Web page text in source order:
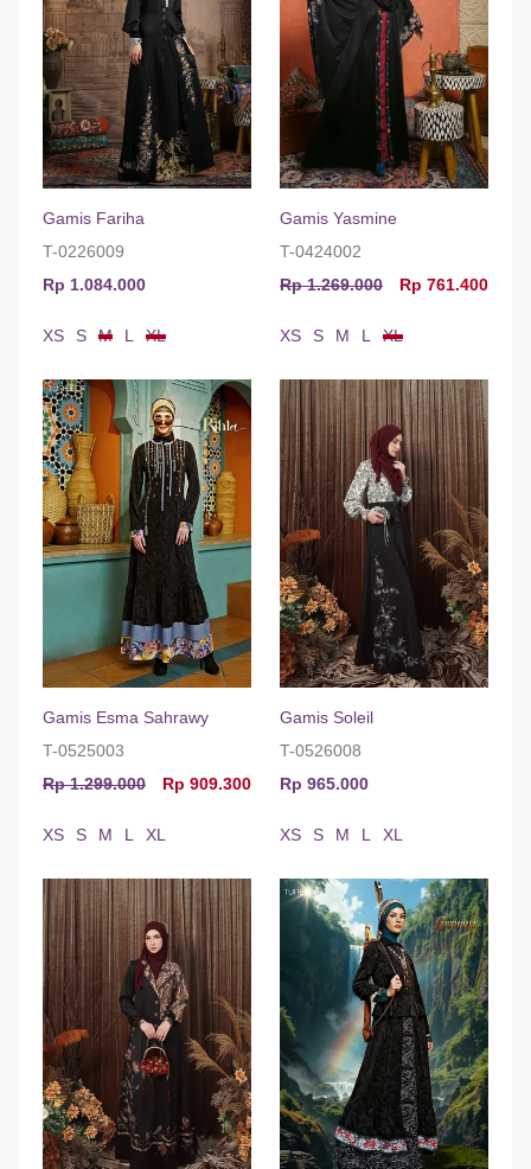
Gamis Fariha
T-0226009
Rp 1.084.000
XS S M L XL
Gamis Yasmine
T-0424002
Rp 1.269.000
Rp 761.400
XS S M L XL
Gamis Esma Sahrawy
T-0525003
Rp 1.299.000
Rp 909.300
XS S M L XL
Gamis Soleil
T-0526008
Rp 965.000
XS S M L XL